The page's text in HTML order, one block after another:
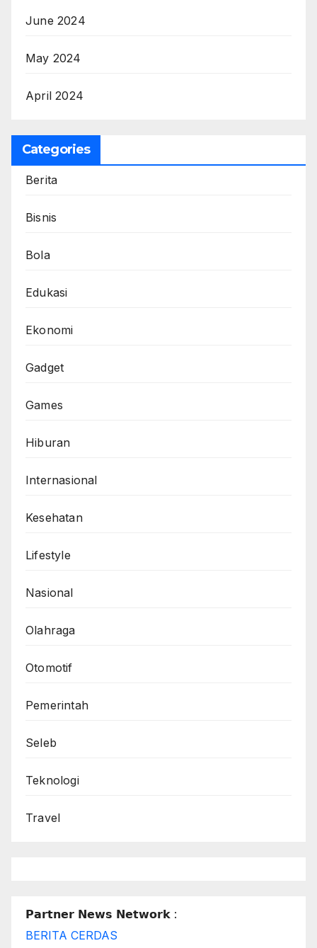
June 2024
May 2024
April 2024
Categories
Berita
Bisnis
Bola
Edukasi
Ekonomi
Gadget
Games
Hiburan
Internasional
Kesehatan
Lifestyle
Nasional
Olahraga
Otomotif
Pemerintah
Seleb
Teknologi
Travel
𝗣𝗮𝗿𝘁𝗻𝗲𝗿 𝗡𝗲𝘄𝘀 𝗡𝗲𝘁𝘄𝗼𝗿𝗸 :
BERITA CERDAS